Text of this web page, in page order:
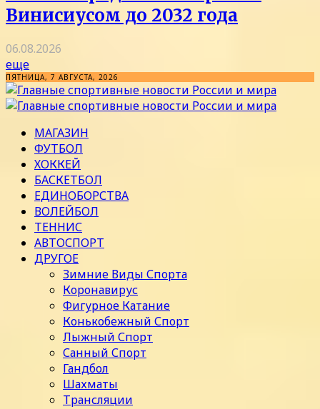
Винисиусом до 2032 года
06.08.2026
еще
ПЯТНИЦА, 7 АВГУСТА, 2026
МАГАЗИН
ФУТБОЛ
ХОККЕЙ
БАСКЕТБОЛ
ЕДИНОБОРСТВА
ВОЛЕЙБОЛ
ТЕННИС
АВТОСПОРТ
ДРУГОЕ
Зимние Виды Спорта
Коронавирус
Фигурное Катание
Конькобежный Спорт
Лыжный Спорт
Санный Спорт
Гандбол
Шахматы
Трансляции